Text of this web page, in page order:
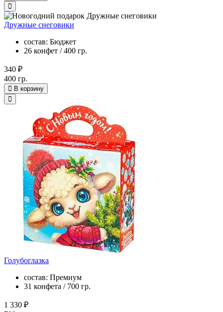
Дружные снеговики
состав: Бюджет
26 конфет / 400 гр.
340 ₽
400 гр.
В корзину
Голубоглазка
состав: Премиум
31 конфета / 700 гр.
1 330 ₽